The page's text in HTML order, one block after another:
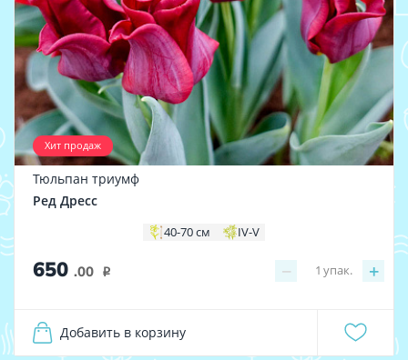
Хит продаж
Тюльпан триумф
Ред Дресс
40-70 см IV-V
650 .00 i − +
1 упак.
Добавить в корзину